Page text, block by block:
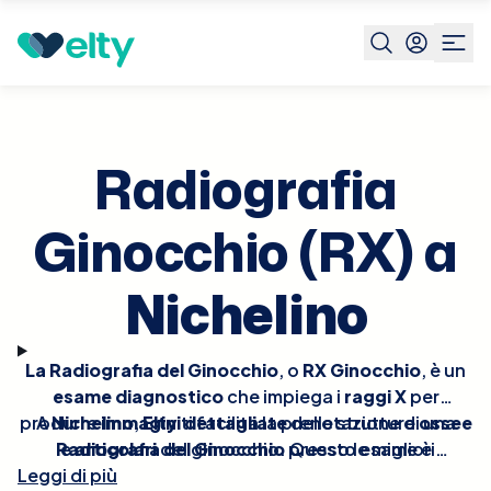
Prenota visita Nichelino
Radiografia
Ginocchio (RX) a
Nichelino
La Radiografia del Ginocchio, o RX Ginocchio, è un
esame diagnosticoche impiega i raggi Xper
produrreimmagini dettagliatedelle struttureossee
earticolaridel ginocchio. Questo esame è
essenziale per identificare
ANichelino,Eltyti facilita la prenotazione di una
Radiografia del Ginocchiopresso le migliori
strutture sanitarie convenzionate
Leggi di più